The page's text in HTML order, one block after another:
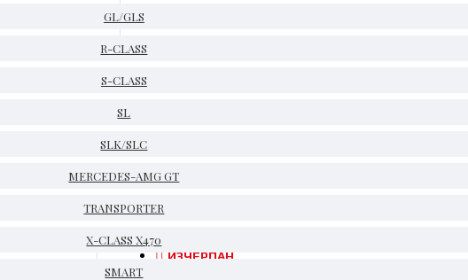
GL/GLS
R-CLASS
S-CLASS
SL
SLK/SLC
MERCEDES-AMG GT
TRANSPORTER
X-CLASS X470
SMART
A6429001402
ИЗЧЕРПАН